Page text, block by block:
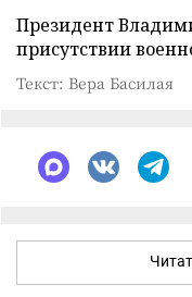
Президент
присутствии
Текст: Вера Басилая